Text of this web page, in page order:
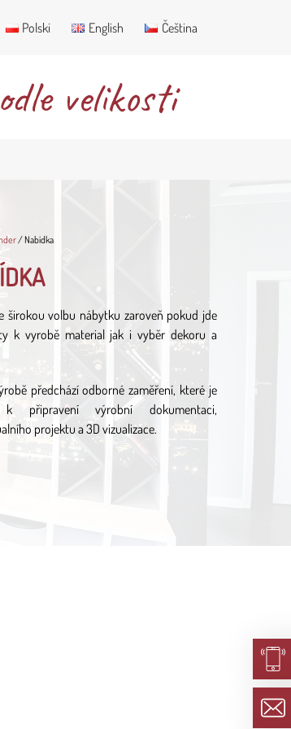
Polski English Čeština
velikosti
/ Nabídka
širokou volbu nábytku zaroveň pokud jde
k vyrobě material jak i vyběr dekoru a
předchází odborné zaměření, které je
připravení výrobní dokumentaci,
projektu a 3D vizualizace.